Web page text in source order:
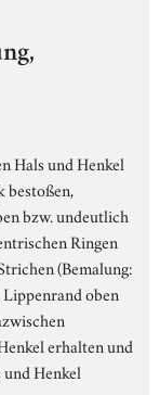
Hals und Henkel
bestoßen,
bzw. undeutlich
Ringen
(Bemalung:
oben
erhalten und
und Henkel